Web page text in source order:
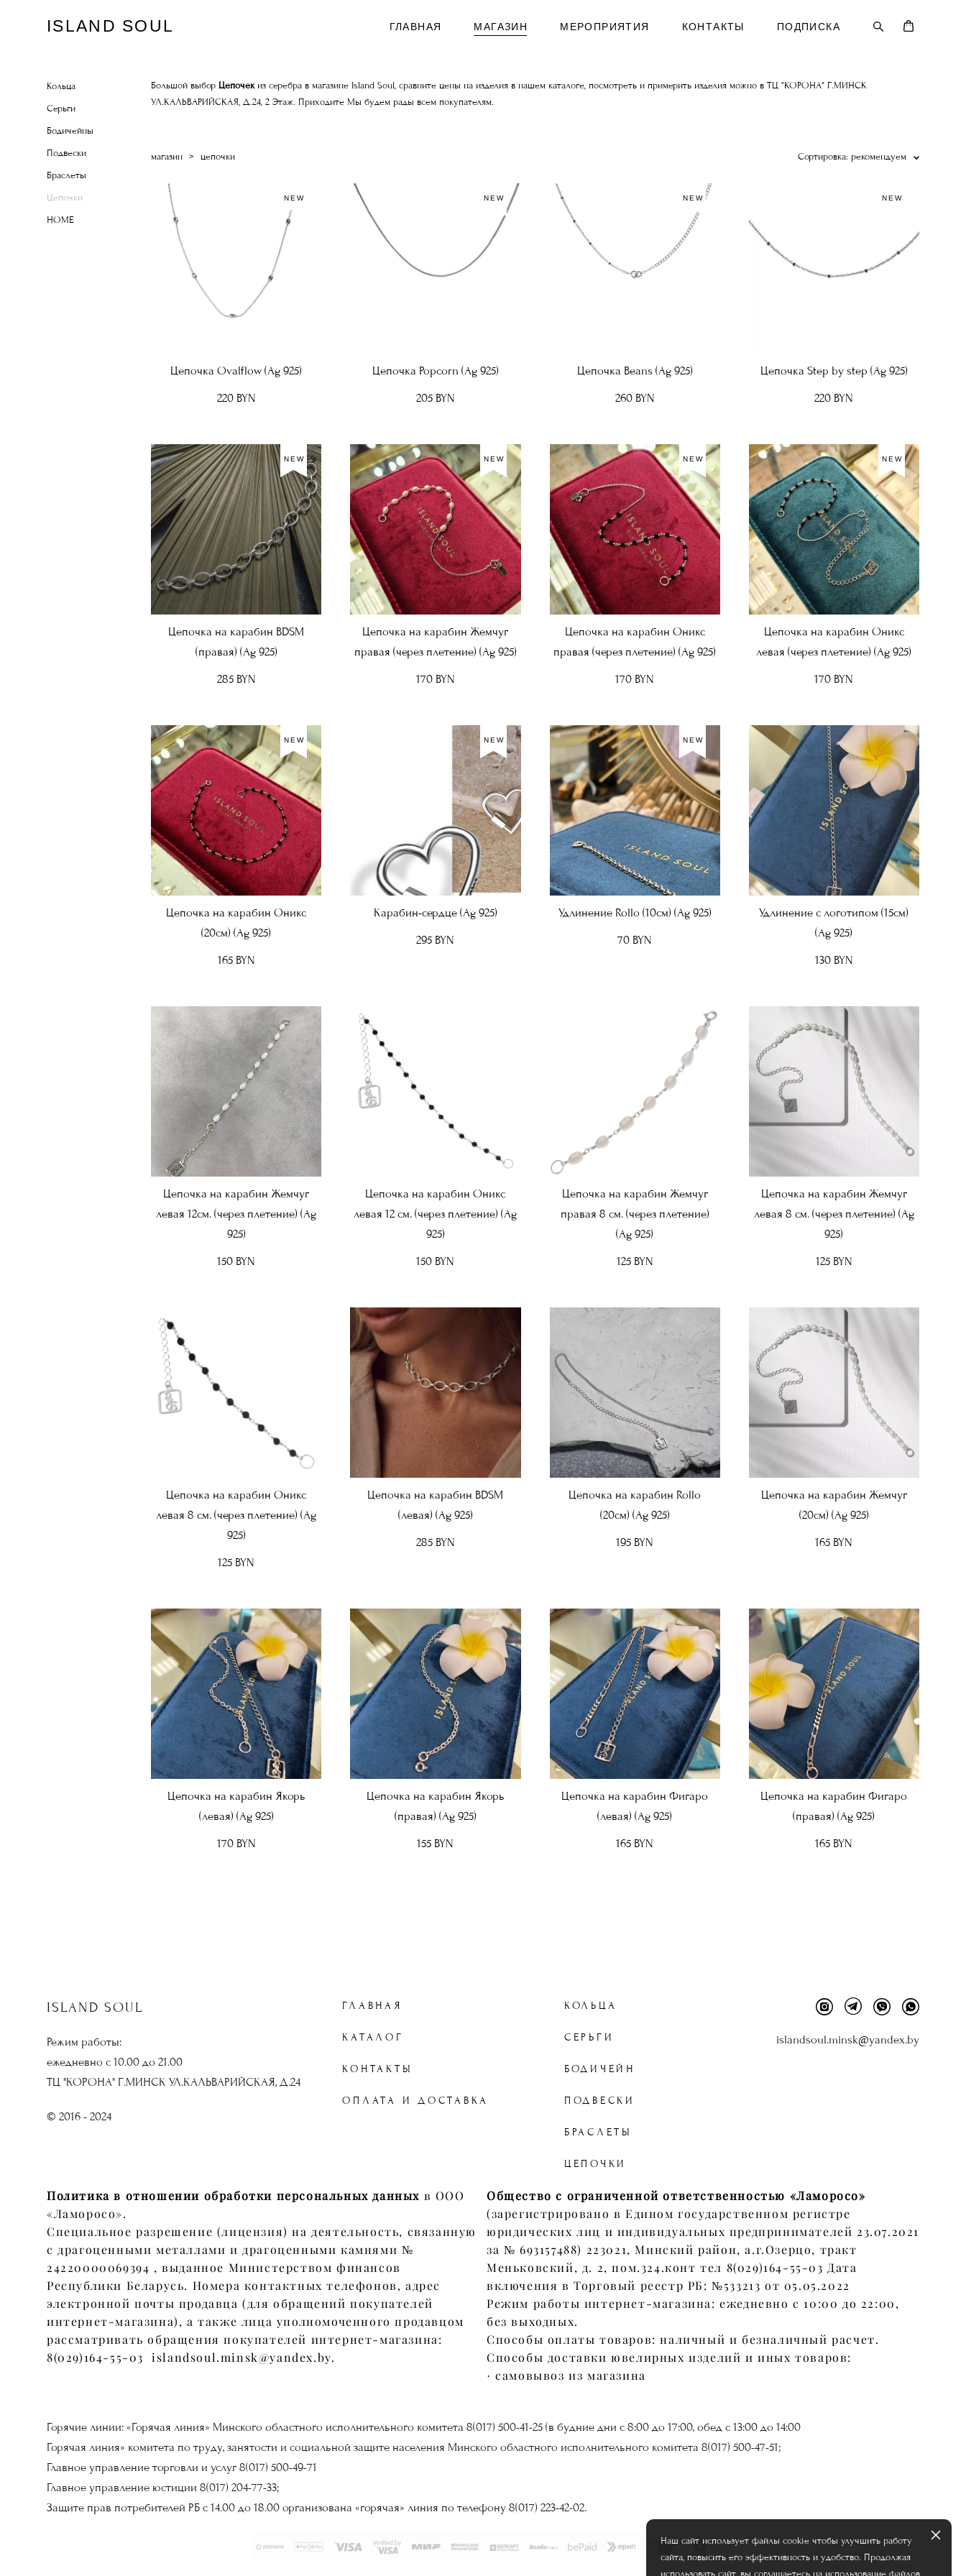
ISLAND SOUL ГЛАВНАЯ МАГАЗИН МЕРОПРИЯТИЯ КОНТАКТЫ ПОДПИСКА
Кольца
Серьги
Бодичейны
Подвески
Браслеты
Цепочки
HOME
Большой выбор Цепочекиз серебра в магазине Island Soul, сравните цены на изделия в нашем каталоге, посмотреть и примерить изделия можно в ТЦ "КОРОНА" Г.МИНСК
УЛ.КАЛЬВАРИЙСКАЯ, Д.24, 2 Этаж. Приходите Мы будем рады всем покупателям.
магазин > цепочки Сортировка: рекомендуем
NEW
Цепочка Ovalflow (Ag 925)
220 BYN
NEW
Цепочка Popcorn (Ag 925)
205 BYN
NEW
Цепочка Beans (Ag 925)
260 BYN
NEW
Цепочка Step by step (Ag 925)
220 BYN
NEW
Цепочка на карабин BDSM
(правая) (Ag 925)
285 BYN
NEW
Цепочка на карабин Жемчуг
правая (через плетение) (Ag 925)
170 BYN
NEW
Цепочка на карабин Оникс
правая (через плетение) (Ag 925)
170 BYN
NEW
Цепочка на карабин Оникс
левая (через плетение) (Ag 925)
170 BYN
NEW
Цепочка на карабин Оникс
(20см) (Ag 925)
165 BYN
NEW
Карабин-сердце (Ag 925)
295 BYN
NEW
Удлинение Rollo (10см) (Ag 925)
70 BYN
Удлинение с логотипом (15см)
(Ag 925)
130 BYN
Цепочка на карабин Жемчуг
левая 12см. (через плетение) (Ag
925)
150 BYN
Цепочка на карабин Оникс
левая 12 см. (через плетение) (Ag
925)
150 BYN
Цепочка на карабин Жемчуг
правая 8 см. (через плетение)
(Ag 925)
125 BYN
Цепочка на карабин Жемчуг
левая 8 см. (через плетение) (Ag
925)
125 BYN
Цепочка на карабин Оникс
левая 8 см. (через плетение) (Ag
925)
125 BYN
Цепочка на карабин BDSM
(левая) (Ag 925)
285 BYN
Цепочка на карабин Rollo
(20см) (Ag 925)
195 BYN
Цепочка на карабин Жемчуг
(20см) (Ag 925)
165 BYN
Цепочка на карабин Якорь
(левая) (Ag 925)
170 BYN
Цепочка на карабин Якорь
(правая) (Ag 925)
155 BYN
Цепочка на карабин Фигаро
(левая) (Ag 925)
165 BYN
Цепочка на карабин Фигаро
(правая) (Ag 925)
165 BYN
ISLAND SOUL
Режим работы:
ежедневно с 10.00 до 21.00
ТЦ "КОРОНА" Г.МИНСК УЛ.КАЛЬВАРИЙСКАЯ, Д.24
© 2016 - 2024
ГЛАВНАЯ
КАТАЛОГ
КОНТАКТЫ
ОПЛАТА И ДОСТАВКА
КОЛЬЦА
СЕРЬГИ
БОДИЧЕЙН
ПОДВЕСКИ
БРАСЛЕТЫ
ЦЕПОЧКИ
islandsoul.minsk@yandex.by
Политика в отношении обработки персональных данных в ООО
«Ламоросо».
Специальное разрешение (лицензия) на деятельность, связанную
с драгоценными металлами и драгоценными камнями №
24220000069394 , выданное Министерством финансов
Республики Беларусь. Номера контактных телефонов, адрес
электронной почты продавца (для обращений покупателей
интернет-магазина), а также лица уполномоченного продавцом
рассматривать обращения покупателей интернет-магазина:
8(029)164-55-03 islandsoul.minsk@yandex.by.
Общество с ограниченной ответственностью «Ламоросо»
(зарегистрировано в Едином государственном регистре
юридических лиц и индивидуальных предпринимателей 23.07.2021
за № 693157488) 223021, Минский район, а.г.Озерцо, тракт
Меньковский, д. 2, пом.324.конт тел 8(029)164-55-03 Дата
включения в Торговый реестр РБ: №533213 от 05.05.2022
Режим работы интернет-магазина: ежедневно с 10:00 до 22:00,
без выходных.
Способы оплаты товаров: наличный и безналичный расчет.
Способы доставки ювелирных изделий и иных товаров:
· самовывоз из магазина
Горячие линии: «Горячая линия» Минского областного исполнительного комитета 8(017) 500-41-25 (в будние дни с 8:00 до 17:00, обед с 13:00 до 14:00
Горячая линия» комитета по труду, занятости и социальной защите населения Минского областного исполнительного комитета 8(017) 500-47-51;
Главное управление торговли и услуг 8(017) 500-49-71
Главное управление юстиции 8(017) 204-77-33;
Защите прав потребителей РБ с 14.00 до 18.00 организована «горячая» линия по телефону 8(017) 223-42-02.
Наш сайт использует файлы cookie чтобы улучшить работу
сайта, повысить его эффективность и удобство. Продолжая